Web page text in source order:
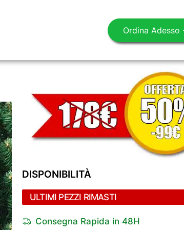
Ordina Adesso
DISPONIBILITÀ
ULTIMI PEZZI RIMASTI
Consegna Rapida in 48H